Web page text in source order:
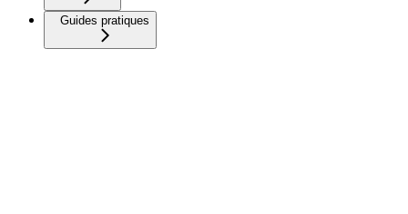
Guides pratiques